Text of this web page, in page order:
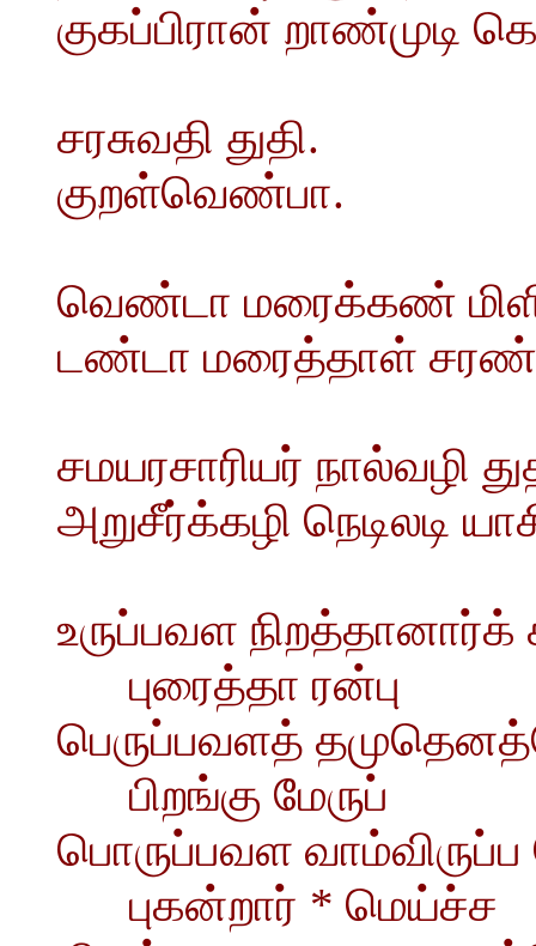
குகப்பிரான் றாண்முடி
சரசுவதி துதி.
குறள்வெண்பா.
வெண்டா மரைக்கண்
டண்டா மரைத்தாள்
சமயரசாரியர் நால்வழி
அறுசீர்க்கழி நெடிலடி
உருப்பவள நிறத்தானார்க்
புரைத்தா ரன்பு
பெருப்பவளத்
பிறங்கு மேருப்
பொருப்பவள வாம்விருப்ப
புகன்றார் * மெய்ச்ச